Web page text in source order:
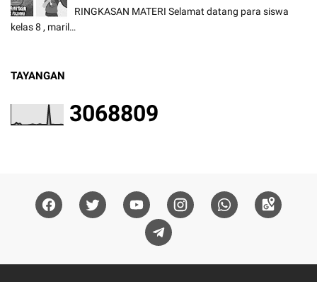
RINGKASAN MATERI Selamat datang para siswa
kelas 8 , maril…
TAYANGAN
3068809